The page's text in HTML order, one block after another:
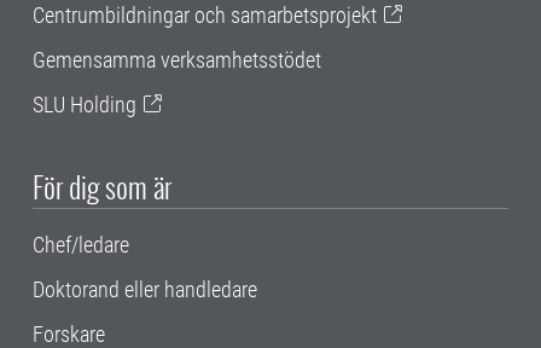
Centrumbildningar och samarbetsprojekt
Gemensamma verksamhetsstödet
SLU Holding
För dig som är
Chef/ledare
Doktorand eller handledare
Forskare